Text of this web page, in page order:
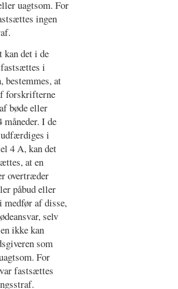
uagtsom. For
ingen
det i de
i
bestemmes, at
forskrifterne
bøde eller
I de
i
4 A, kan det
at en
overtræder
påbud eller
medfør af disse,
selv
ikke kan
som
For
fastsættes